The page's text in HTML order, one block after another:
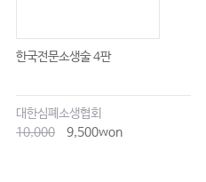
한국전문소생술 4판
대한심폐소생협회
10,000
9,500won